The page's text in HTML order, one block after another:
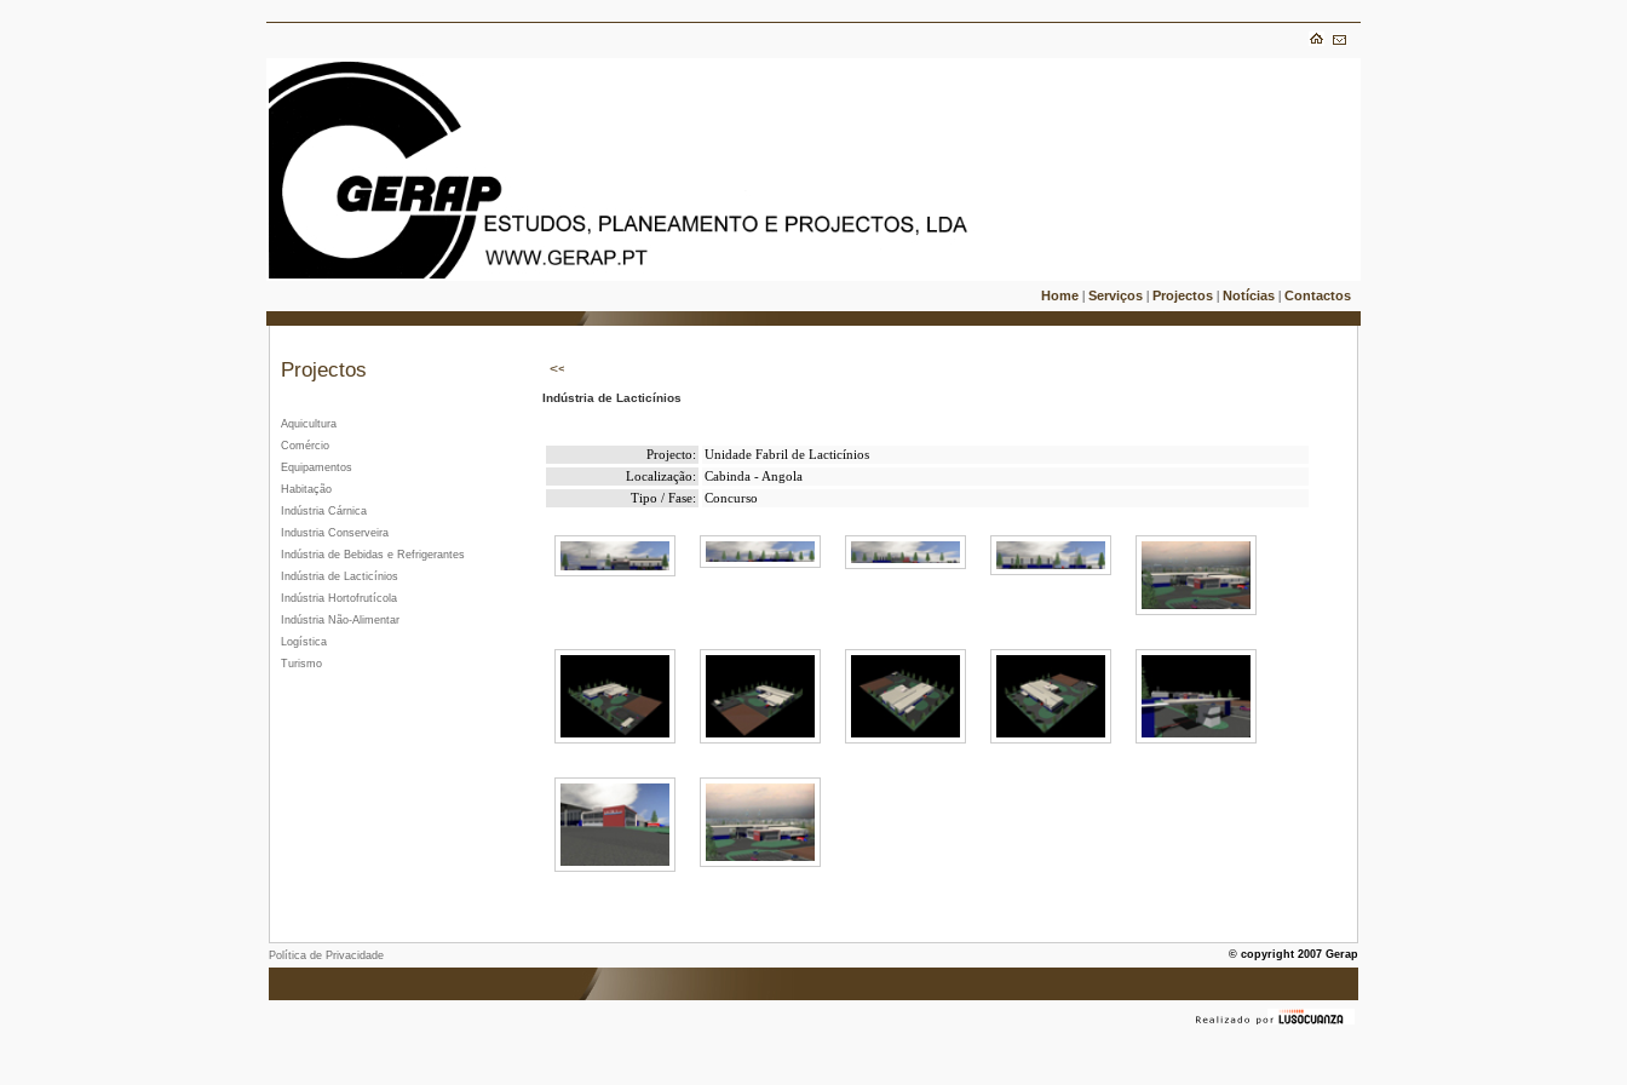
Home Serviços Projectos Notícias Contactos
Projectos
Aquicultura
Comércio
Equipamentos
Habitação
Indústria Cárnica
Industria Conserveira
Indústria de Bebidas e Refrigerantes
Indústria de Lacticínios
Indústria Hortofrutícola
Indústria Não-Alimentar
Logística
Turismo
Indústria de Lacticínios
Projecto:
Unidade Fabril de Lacticínios
Localização:
Cabinda - Angola
Tipo / Fase:
Concurso
Política de Privacidade © copyright 2007 Gerap